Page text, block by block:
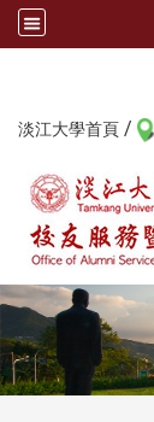
淡江大學首頁 /